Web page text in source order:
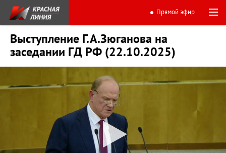
Прямой эфир
Выступление Г.А.Зюганова на
заседании ГД РФ (22.10.2025)